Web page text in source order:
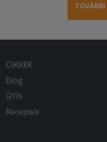
TOVÁBBI
CIKKEK
Blog
GYIK
Receptek